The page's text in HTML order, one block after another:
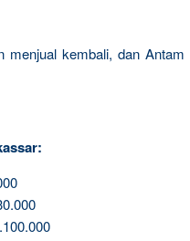
menjual kembali, dan Antam